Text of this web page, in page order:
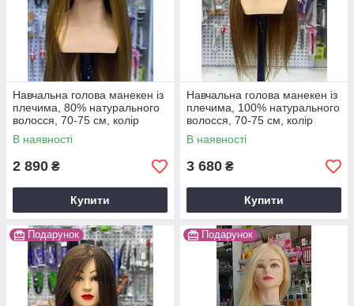
Навчальна голова манекен із
плечима, 80% натурального
волосся, 70-75 см, колір
золото
В наявності
2 890 ₴
Купити
Навчальна голова манекен із
плечима, 100% натурального
волосся, 70-75 см, колір
золото
В наявності
3 680 ₴
Купити
Подарунок Подарунок